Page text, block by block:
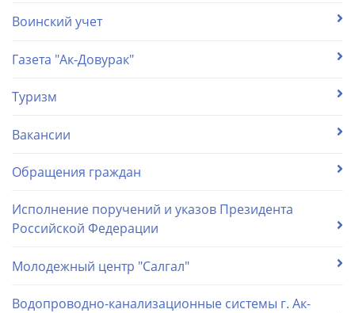
Воинский учет
Газета "Ак-Довурак"
Туризм
Вакансии
Обращения граждан
Исполнение поручений и указов Президента
Российской Федерации
Молодежный центр "Салгал"
Водопроводно-канализационные системы г. Ак-